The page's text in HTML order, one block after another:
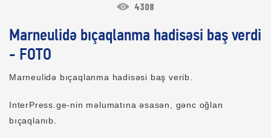
4308
Marneulidə bıçaqlanma hadisəsi baş verdi
- FOTO
Marneulidə bıçaqlanma hadisəsi baş verib.
InterPress.ge-nin məlumatına əsasən, gənc oğlan
bıçaqlanıb.